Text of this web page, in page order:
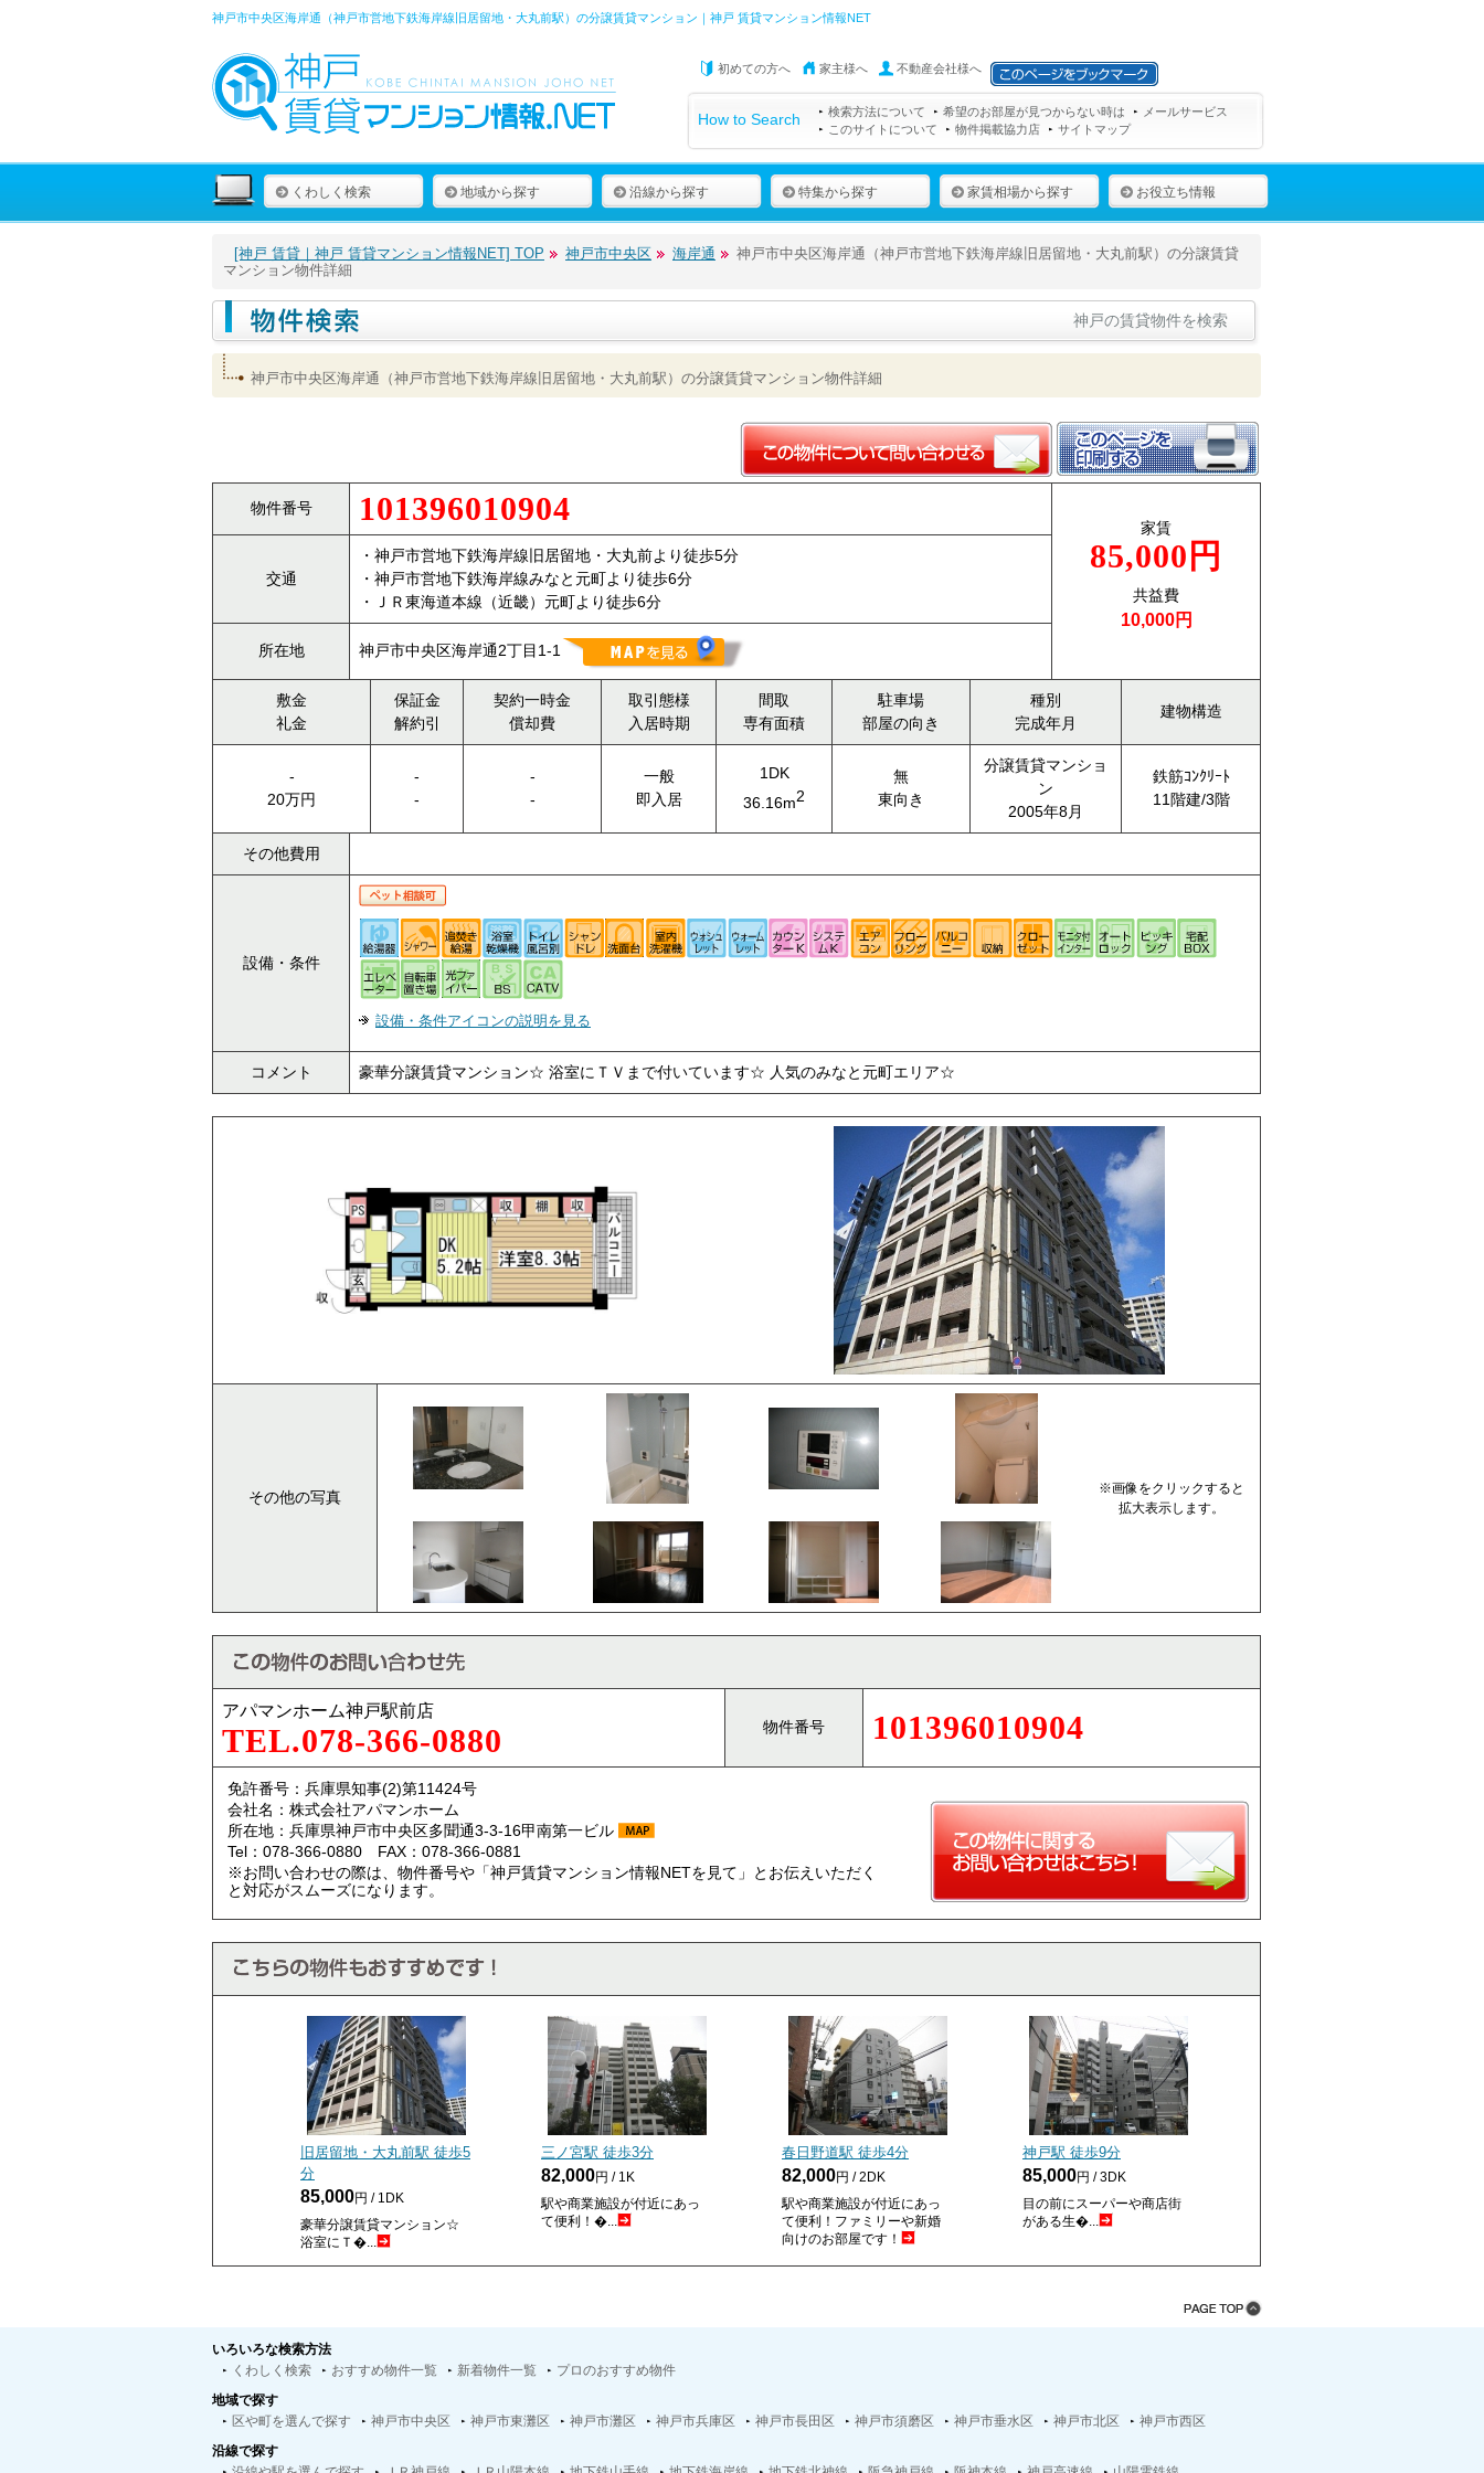
神戸市中央区海岸通（神戸市営地下鉄海岸線旧居留地・大丸前駅）の分譲賃貸マンション｜神戸 賃貸マンション情報NET
初めての方へ 家主様へ 不動産会社様へ
How to Search 検索方法について 希望のお部屋が見つからない時は
メールサービス
このサイトについて
物件掲載協力店 サイトマップ
くわしく検索 地域から探す 沿線から探す 特集から探す 家賃相場から探す お役立ち情報
[神戸 賃貸｜神戸 賃貸マンション情報NET] TOP 神戸市中央区 海岸通
神戸市中央区海岸通（神戸市営地下鉄海岸線旧居留地・大丸前駅）の分譲賃貸
マンション物件詳細
神戸の賃貸物件を検索
神戸市中央区海岸通（神戸市営地下鉄海岸線旧居留地・大丸前駅）の分譲賃貸マンション物件詳細
物件番号 101396010904
家賃
85,000円
共益費
10,000円
交通
・神戸市営地下鉄海岸線旧居留地・大丸前より徒歩5分
・神戸市営地下鉄海岸線みなと元町より徒歩6分
・ＪＲ東海道本線（近畿）元町より徒歩6分
所在地 神戸市中央区海岸通2丁目1-1
敷金
礼金
保証金
解約引
契約一時金
償却費
取引態様
入居時期
間取
専有面積
駐車場
部屋の向き
種別
完成年月
建物構造
-
20万円
-
-
-
-
一般
即入居
1DK
36.16m2
無
東向き
分譲賃貸マンショ
ン
2005年8月
鉄筋ｺﾝｸﾘｰﾄ
11階建/3階
その他費用
設備・条件
設備・条件アイコンの説明を見る
コメント 豪華分譲賃貸マンション☆ 浴室にＴＶまで付いています☆ 人気のみなと元町エリア☆
その他の写真
※画像をクリックすると
拡大表示します。
アパマンホーム神戸駅前店
TEL.078-366-0880 物件番号 101396010904
免許番号：兵庫県知事(2)第11424号
会社名：株式会社アパマンホーム
所在地：兵庫県神戸市中央区多聞通3-3-16甲南第一ビル
Tel：078-366-0880 FAX：078-366-0881
※お問い合わせの際は、物件番号や「神戸賃貸マンション情報NETを見て」とお伝えいただく
と対応がスムーズになります。
旧居留地・大丸前駅 徒歩5
分
85,000円 / 1DK
豪華分譲賃貸マンション☆
浴室にＴ�...
三ノ宮駅 徒歩3分
82,000円 / 1K
駅や商業施設が付近にあっ
て便利！�...
春日野道駅 徒歩4分
82,000円 / 2DK
駅や商業施設が付近にあっ
て便利！ファミリーや新婚
向けのお部屋です！
神戸駅 徒歩9分
85,000円 / 3DK
目の前にスーパーや商店街
がある生�...
いろいろな検索方法
くわしく検索
おすすめ物件一覧 新着物件一覧
プロのおすすめ物件
地域で探す
区や町を選んで探す
神戸市中央区 神戸市東灘区 神戸市灘区 神戸市兵庫区 神戸市長田区 神戸市須磨区 神戸市垂水区 神戸市北区
神戸市西区
沿線で探す